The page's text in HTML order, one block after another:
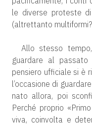
le diverse proteste
(altrettanto
Allo stesso
guardare al
pensiero ufficiale si è
l’occasione di
nato allora, poi
Perché proprio
viva, coinvolta e